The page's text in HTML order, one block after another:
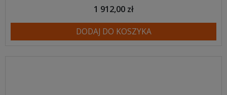
1 912,00 zł
DODAJ DO KOSZYKA